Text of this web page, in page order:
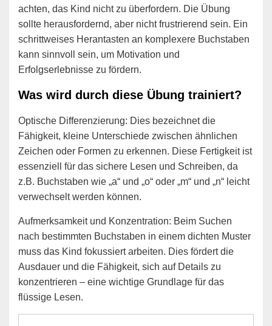
achten, das Kind nicht zu überfordern. Die Übung
sollte herausfordernd, aber nicht frustrierend sein. Ein
schrittweises Herantasten an komplexere Buchstaben
kann sinnvoll sein, um Motivation und
Erfolgserlebnisse zu fördern.
Was wird durch diese Übung trainiert?
Optische Differenzierung: Dies bezeichnet die
Fähigkeit, kleine Unterschiede zwischen ähnlichen
Zeichen oder Formen zu erkennen. Diese Fertigkeit ist
essenziell für das sichere Lesen und Schreiben, da
z.B. Buchstaben wie „a“ und „o“ oder „m“ und „n“ leicht
verwechselt werden können.
Aufmerksamkeit und Konzentration: Beim Suchen
nach bestimmten Buchstaben in einem dichten Muster
muss das Kind fokussiert arbeiten. Dies fördert die
Ausdauer und die Fähigkeit, sich auf Details zu
konzentrieren – eine wichtige Grundlage für das
flüssige Lesen.